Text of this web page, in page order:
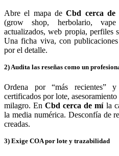
Abre el mapa deCbd cerca de
(grow shop, herbolario,
actualizados, web propia, perfiles
Una ficha viva, con
por el detalle.
2) Audita las reseñas como un
Ordena por “más recientes”
certificados por lote,
milagro. EnCbd cerca de míla
la media numérica. Desconfía de
creadas.
3) Exige COA por lote y trazabilidad